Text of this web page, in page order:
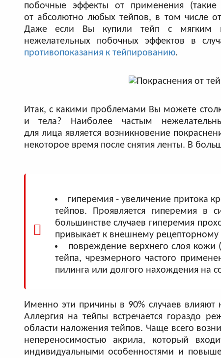
побочные эффекты от применения (такие
от абсолютно любых тейпов, в том числе
Даже если Вы купили тейп с мягким
нежелательных побочных эффектов в
противопоказания к тейпированию.
Итак, с какими проблемами Вы можете
и тела? Наиболее частым
для лица является возникновение
некоторое время после снятия ленты. В
гиперемия - увеличение притока
тейпов. Проявляется гиперемия в
большинстве случаев гиперемия
привыкает к внешнему рецепторному
повреждение верхнего слоя кожи
тейпа, чрезмерного частого
пилинга или долгого нахождения на
Именно эти причины в 90% случаев влияют
Аллергия на тейпы встречается гораздо
области наложения тейпов. Чаще всего
непереносимостью акрила, который
индивидуальными особенностями и